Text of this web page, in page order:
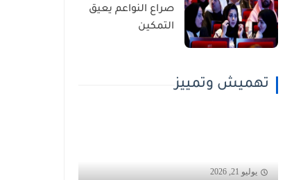
صراع النواعم يعيق
التمكين
تهميش وتمييز
يوليو 21, 2026